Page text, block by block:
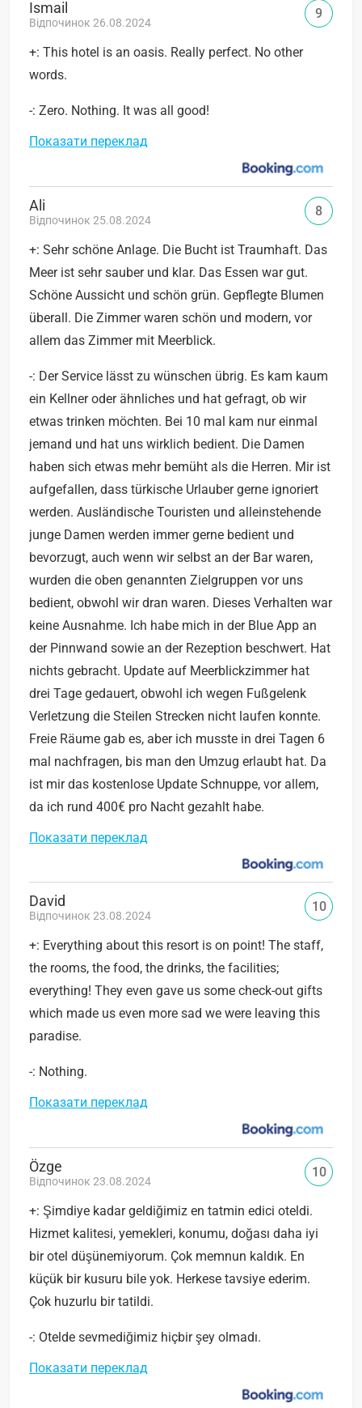
Ismail
Відпочинок 26.08.2024
+: This hotel is an oasis. Really perfect. No other
words.
-: Zero. Nothing. It was all good!
Показати переклад
9
Ali
Відпочинок 25.08.2024
+: Sehr schöne Anlage. Die Bucht ist Traumhaft. Das
Meer ist sehr sauber und klar. Das Essen war gut.
Schöne Aussicht und schön grün. Gepflegte Blumen
überall. Die Zimmer waren schön und modern, vor
allem das Zimmer mit Meerblick.
-: Der Service lässt zu wünschen übrig. Es kam kaum
ein Kellner oder ähnliches und hat gefragt, ob wir
etwas trinken möchten. Bei 10 mal kam nur einmal
jemand und hat uns wirklich bedient. Die Damen
haben sich etwas mehr bemüht als die Herren. Mir ist
aufgefallen, dass türkische Urlauber gerne ignoriert
werden. Ausländische Touristen und alleinstehende
junge Damen werden immer gerne bedient und
bevorzugt, auch wenn wir selbst an der Bar waren,
wurden die oben genannten Zielgruppen vor uns
bedient, obwohl wir dran waren. Dieses Verhalten war
keine Ausnahme. Ich habe mich in der Blue App an
der Pinnwand sowie an der Rezeption beschwert. Hat
nichts gebracht. Update auf Meerblickzimmer hat
drei Tage gedauert, obwohl ich wegen Fußgelenk
Verletzung die Steilen Strecken nicht laufen konnte.
Freie Räume gab es, aber ich musste in drei Tagen 6
mal nachfragen, bis man den Umzug erlaubt hat. Da
ist mir das kostenlose Update Schnuppe, vor allem,
da ich rund 400€ pro Nacht gezahlt habe.
Показати переклад
8
David
Відпочинок 23.08.2024
+: Everything about this resort is on point! The staff,
the rooms, the food, the drinks, the facilities;
everything! They even gave us some check-out gifts
which made us even more sad we were leaving this
paradise.
-: Nothing.
Показати переклад
10
Özge
Відпочинок 23.08.2024
+: Şimdiye kadar geldiğimiz en tatmin edici oteldi.
Hizmet kalitesi, yemekleri, konumu, doğası daha iyi
bir otel düşünemiyorum. Çok memnun kaldık. En
küçük bir kusuru bile yok. Herkese tavsiye ederim.
Çok huzurlu bir tatildi.
-: Otelde sevmediğimiz hiçbir şey olmadı.
Показати переклад
10